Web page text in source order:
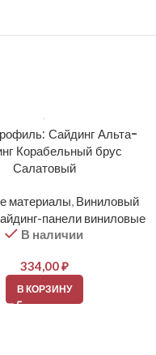
Сайдинг Альта-
Корабельный брус
Салатовый
материалы, Виниловый
панели виниловые
В наличии
334,00₽
В КОРЗИНУ